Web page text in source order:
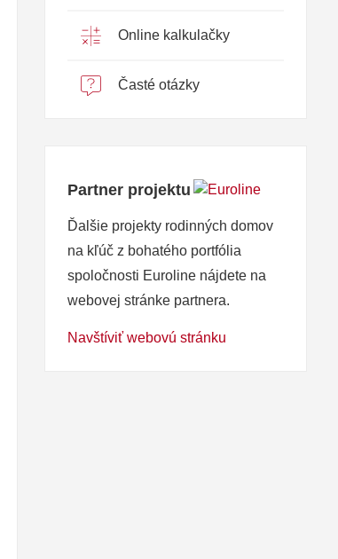
Online kalkulačky
Časté otázky
Partner projektu
Ďalšie projekty rodinných domov
na kľúč z bohatého portfólia
spoločnosti Euroline nájdete na
webovej stránke partnera.
Navštíviť webovú stránku